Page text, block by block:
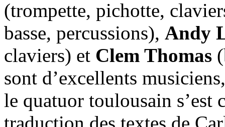
(trompette, pichotte,
basse, percussions), Andy
claviers) et Clem Thomas
sont d’excellents
le quatuor toulousain s’est
traduction des textes de